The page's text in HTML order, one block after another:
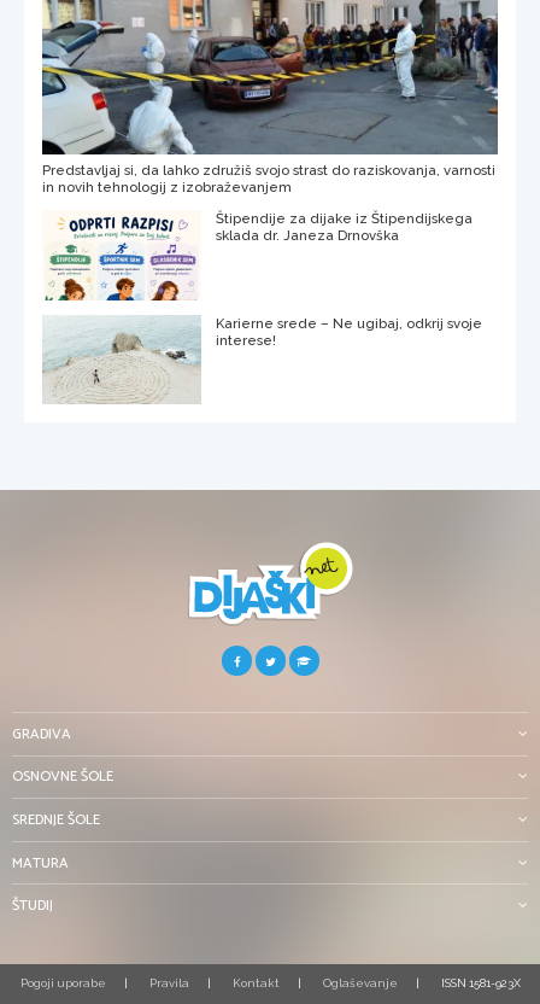
Predstavljaj si, da lahko združiš svojo strast do raziskovanja, varnosti
in novih tehnologij z izobraževanjem
Štipendije za dijake iz Štipendijskega
sklada dr. Janeza Drnovška
Karierne srede – Ne ugibaj, odkrij svoje
interese!
GRADIVA
OSNOVNE ŠOLE
SREDNJE ŠOLE
MATURA
ŠTUDIJ
Pogoji uporabe Pravila Kontakt Oglaševanje ISSN 1581-923X